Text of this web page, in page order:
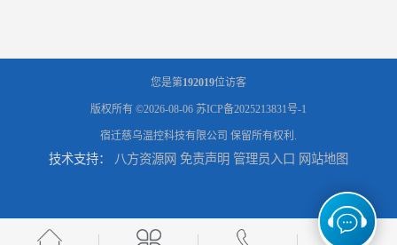
您是第192019位访客
版权所有 ©2026-08-06 苏ICP备2025213831号-1
宿迁慈乌温控科技有限公司 保留所有权利.
技术支持： 八方资源网 免责声明 管理员入口 网站地图